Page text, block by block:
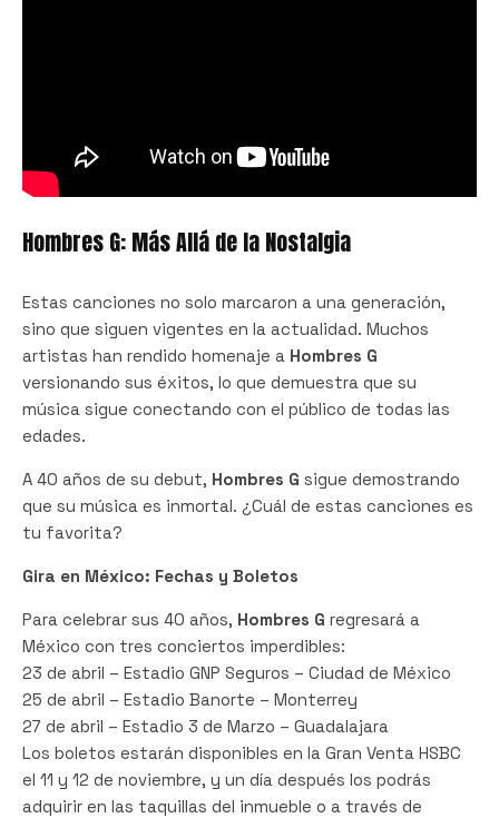
Hombres G: Más Allá de la Nostalgia
Estas canciones no solo marcaron a una generación,
sino que siguen vigentes en la actualidad. Muchos
artistas han rendido homenaje a Hombres G
versionando sus éxitos, lo que demuestra que su
música sigue conectando con el público de todas las
edades.
A 40 años de su debut, Hombres G sigue demostrando
que su música es inmortal. ¿Cuál de estas canciones es
tu favorita?
Gira en México: Fechas y Boletos
Para celebrar sus 40 años, Hombres G regresará a
México con tres conciertos imperdibles:
23 de abril – Estadio GNP Seguros – Ciudad de México
25 de abril – Estadio Banorte – Monterrey
27 de abril – Estadio 3 de Marzo – Guadalajara
Los boletos estarán disponibles en la Gran Venta HSBC
el 11 y 12 de noviembre, y un día después los podrás
adquirir en las taquillas del inmueble o a través de